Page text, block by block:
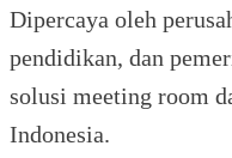
Dipercaya oleh
pendidikan, dan
solusi meeting room
Indonesia.